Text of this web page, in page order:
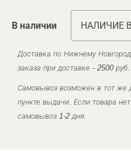
В наличии НАЛИЧИЕ
Доставка по Нижнему
заказа при доставке - 2500 руб.
Самовывоз возможен в тот же
пункте выдачи. Если товара
самовывоз 1-2 дня.